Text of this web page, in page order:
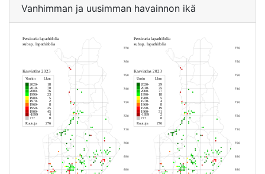
Vanhimman ja uusimman havainnon ikä